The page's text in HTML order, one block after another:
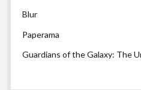
Blur
Paperama
Guardians of the Galaxy: The